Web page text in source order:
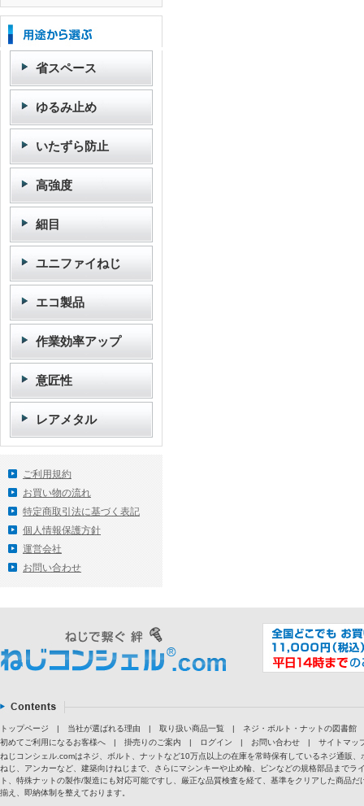
省スペース
ゆるみ止め
いたずら防止
高強度
細目
ユニファイねじ
エコ製品
作業効率アップ
意匠性
レアメタル
ご利用規約
お買い物の流れ
特定商取引法に基づく表記
個人情報保護方針
運営会社
お問い合わせ
トップページ | 当社が選ばれる理由 | 取り扱い商品一覧 |
ネジ・ボルト・ナットの図書館
初めてご利用になるお客様へ
| 掛売りのご案内 | ログイン | お問い合わせ |
サイトマッ
ねじコンシェル.comはネジ、ボルト、ナットなど10万点以上の在庫を常時保有しているネジ通販
ねじ、アンカーなど、建築向けねじまで、さらにマシンキーや止め輪、ピンなどの規格部品まで
ト、特殊ナットの製作/製造にも対応可能ですし、厳正な品質検査を経て、基準をクリアした商品
揃え、即納体制を整えております。